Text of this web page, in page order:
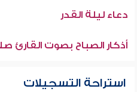
دعاء ليلة القدر
أذكار الصباح بصوت القارئ
استراحة التسجيلات